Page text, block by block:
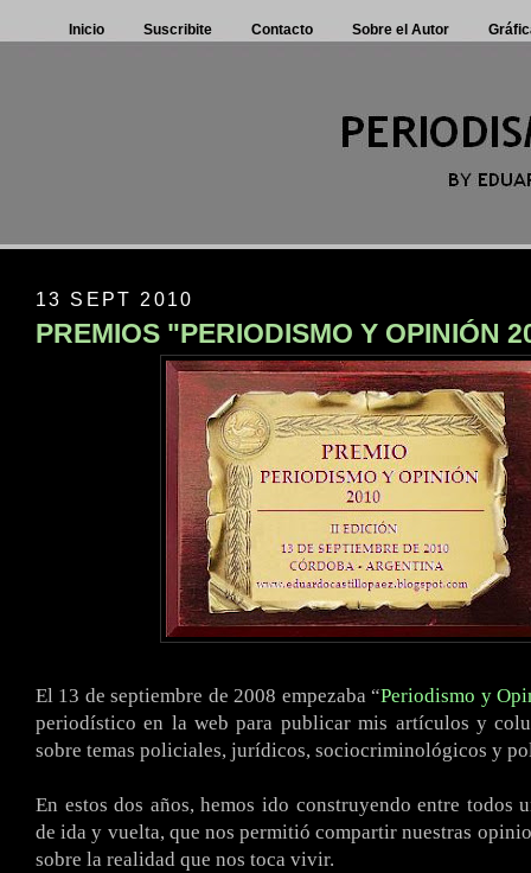
Inicio Suscribite Contacto Sobre el Autor
13 SEPT 2010
PREMIOS "PERIODISMO Y OPINIÓN
El 13 de septiembre de 2008 empezaba “Periodismo y
periodístico en la web para publicar mis artículos y
sobre temas policiales, jurídicos, sociocriminológicos y
En estos dos años, hemos ido construyendo entre todos
de ida y vuelta, que nos permitió compartir nuestras
sobre la realidad que nos toca vivir.